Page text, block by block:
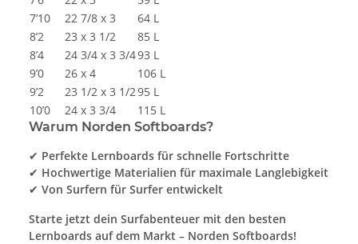
7’10
22 7/8 x 3
64 L
8’2
23 x 3 1/2
85 L
8’4
24 3/4 x 3 3/493 L
9’0
26 x 4
106 L
9’2
23 1/2 x 3 1/295 L
10’0
24 x 3 3/4
115 L
Warum Norden Softboards?
✔ Perfekte Lernboards für schnelle Fortschritte
✔ Hochwertige Materialien für maximale Langlebigkeit
✔ Von Surfern für Surfer entwickelt
Starte jetzt dein Surfabenteuer mit den besten
Lernboards auf dem Markt – Norden Softboards!